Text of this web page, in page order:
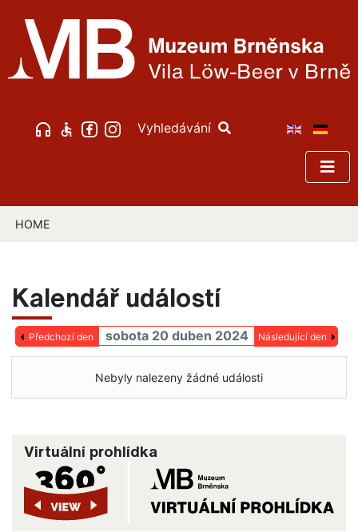
Vyhledávání
HOME
Kalendář událostí
Předchozí den sobota 20 duben 2024 Následující den
Nebyly nalezeny žádné události
Virtuální prohlídka